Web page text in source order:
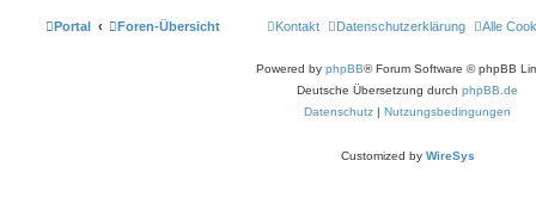
Portal Foren-Übersicht Alle
Datenschutzerklärung
Kontakt
Powered by phpBB® Forum Software © phpBB
Deutsche Übersetzung durch phpBB.de
Datenschutz | Nutzungsbedingungen
Customized by WireSys